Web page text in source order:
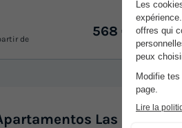
de
568 €
Las